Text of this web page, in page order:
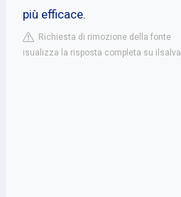
più efficace.
Richiesta di rimozione della fonte
isualizza la risposta completa su